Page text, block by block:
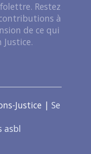
Restez
à
de ce qui
Justice | Se
asbl